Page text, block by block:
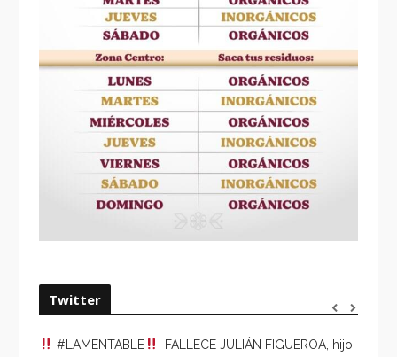
Twitter
#LAMENTABLE
| FALLECE JULIÁN FIGUEROA, hijo